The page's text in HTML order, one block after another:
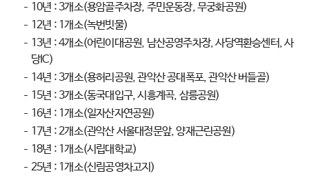
10년 : 3개소(용암골주차장, 주민운동장, 무궁화공원)
12년 : 1개소(녹번빗물)
13년 : 4개소(어린이대공원, 남산공영주차장, 사당역환승센터, 사
당IC)
14년 : 3개소(용허리공원, 관악산 공대폭포, 관악산 버들골)
15년 : 3개소(동국대입구, 시흥계곡, 삼릉공원)
16년 : 1개소(일자산자연공원)
17년 : 2개소(관악산 서울대정문앞, 양재근린공원)
18년 : 1개소(시립대학교)
25년 : 1개소(신림공영차고지)